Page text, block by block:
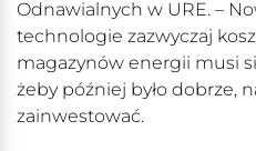
Odnawialnych w URE. –
technologie zazwyczaj
magazynów energii musi
żeby później było dobrze,
zainwestować.